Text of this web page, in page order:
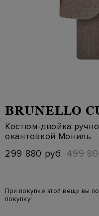
BRUNELLO
Костюм-двойка
окантовкой Мониль
299 880 руб. 499
При покупке этой вещи вы
покупку!